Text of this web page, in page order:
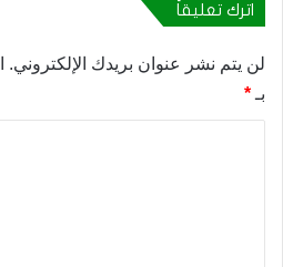
اترك تعليقاً
لن يتم نشر عنوان بريدك الإلكتروني.
بـ *